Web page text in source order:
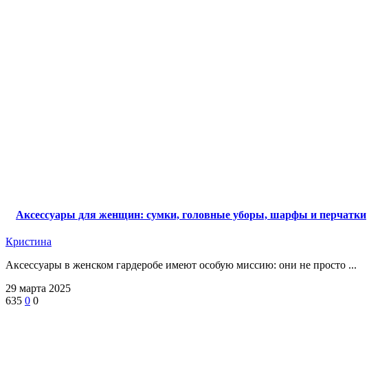
Аксессуары для женщин: сумки, головные уборы, шарфы и перчатки
Кристина
Аксессуары в женском гардеробе имеют особую миссию: они не просто ...
29 марта 2025
635 0 0